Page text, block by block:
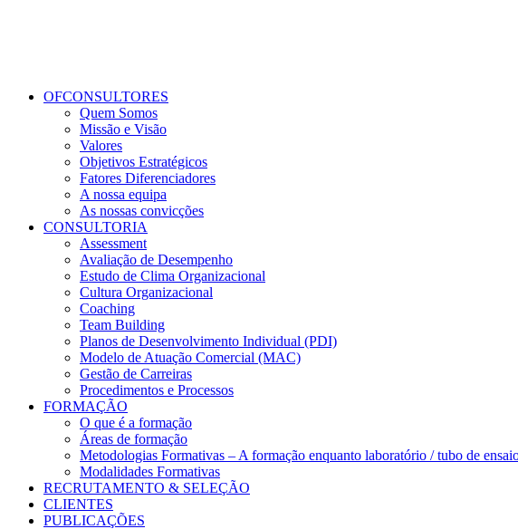
OFCONSULTORES
Quem Somos
Missão e Visão
Valores
Objetivos Estratégicos
Fatores Diferenciadores
A nossa equipa
As nossas convicções
CONSULTORIA
Assessment
Avaliação de Desempenho
Estudo de Clima Organizacional
Cultura Organizacional
Coaching
Team Building
Planos de Desenvolvimento Individual (PDI)
Modelo de Atuação Comercial (MAC)
Gestão de Carreiras
Procedimentos e Processos
FORMAÇÃO
O que é a formação
Áreas de formação
Metodologias Formativas – A formação enquanto laboratório / tubo de
Modalidades Formativas
RECRUTAMENTO & SELEÇÃO
CLIENTES
PUBLICAÇÕES